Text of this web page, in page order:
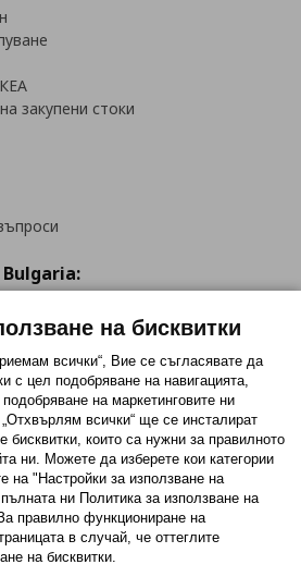
закупени стоки
Instagram
на бисквитки (Cookies)
на бисквитки
всички“, Вие се съгласявате да
с цел подобряване на навигацията,
на маркетинговите ни
всички“ ще се инсталират
бисквитки, които са нужни за правилното
ни. Можете да изберете кои категории
на "Настройки за използване на
ни Политика за използване на
правилно функциониране на
в случай, че оттеглите
на бисквитки.